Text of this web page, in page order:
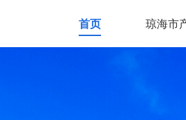
首页 琼海市